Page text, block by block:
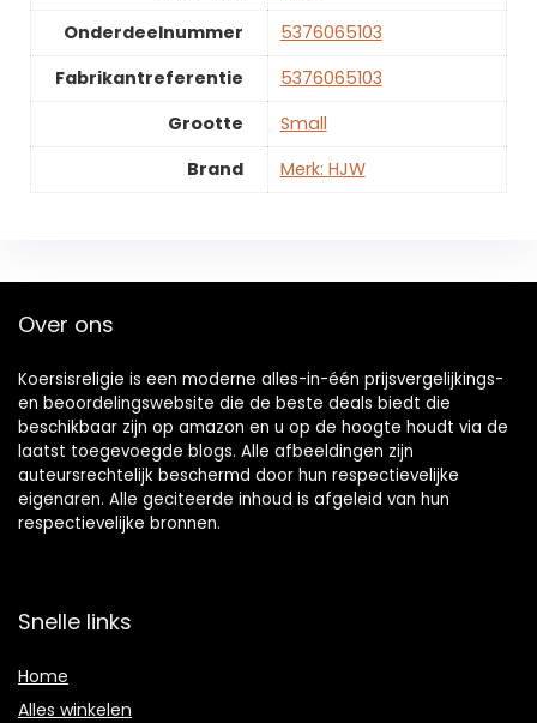
Onderdeelnummer
‎5376065103
Fabrikantreferentie
‎5376065103
Grootte
‎Small
Brand
Merk: HJW
Over ons
Koersisreligie is een moderne alles-in-één prijsvergelijkings-
en beoordelingswebsite die de beste deals biedt die
beschikbaar zijn op amazon en u op de hoogte houdt via de
laatst toegevoegde blogs. Alle afbeeldingen zijn
auteursrechtelijk beschermd door hun respectievelijke
eigenaren. Alle geciteerde inhoud is afgeleid van hun
respectievelijke bronnen.
Snelle links
Home
Alles winkelen